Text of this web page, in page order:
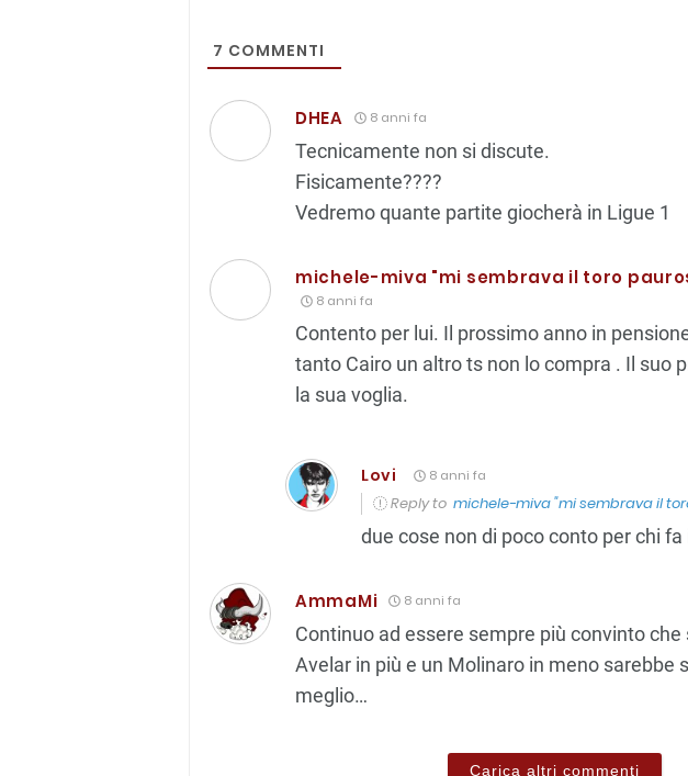
7 COMMENTI
DHEA 8 anni fa
Tecnicamente non si discute.
Fisicamente????
Vedremo quante partite giocherà in Ligue 1
michele-miva "mi sembrava il toro
8 anni fa
Contento per lui. Il prossimo anno in
tanto Cairo un altro ts non lo compra . Il suo
la sua voglia.
Lovi 8 anni fa
Reply to michele-miva "mi sembrava il
due cose non di poco conto per chi
AmmaMi 8 anni fa
Continuo ad essere sempre più convinto
Avelar in più e un Molinaro in meno sarebbe
meglio…
Carica altri commenti